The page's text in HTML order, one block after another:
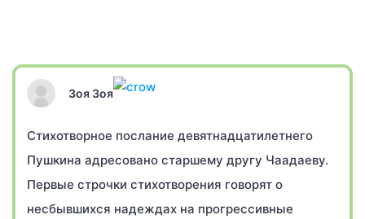
Зоя Зоя
Стихотворное послание девятнадцатилетнего
Пушкина адресовано старшему другу Чаадаеву.
Первые строчки стихотворения говорят о
несбывшихся надеждах на прогрессивные